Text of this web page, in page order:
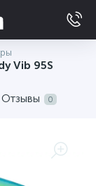
Vib 95S
Отзывы 0